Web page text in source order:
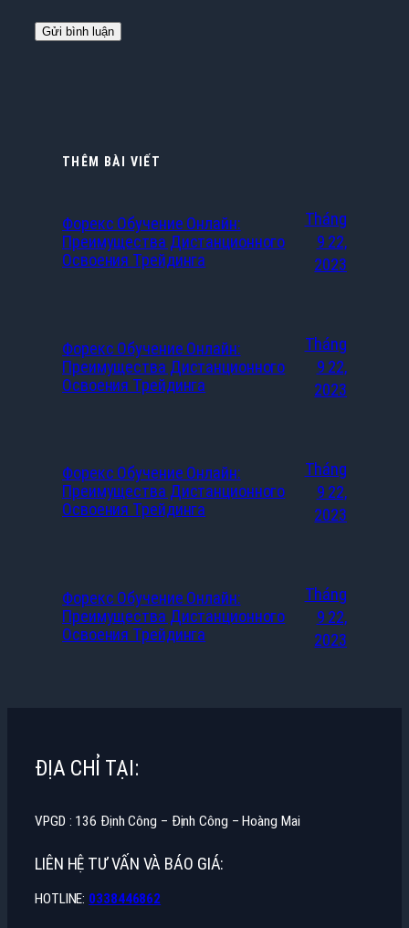
THÊM BÀI VIẾT
Форекс Обучение Онлайн:
Преимущества Дистанционного
Освоения Трейдинга
Tháng
9 22,
2023
Форекс Обучение Онлайн:
Преимущества Дистанционного
Освоения Трейдинга
Tháng
9 22,
2023
Форекс Обучение Онлайн:
Преимущества Дистанционного
Освоения Трейдинга
Tháng
9 22,
2023
Форекс Обучение Онлайн:
Преимущества Дистанционного
Освоения Трейдинга
Tháng
9 22,
2023
ĐỊA CHỈ TẠI:
VPGD : 136 Định Công – Định Công – Hoàng Mai
LIÊN HỆ TƯ VẤN VÀ BÁO GIÁ:
HOTLINE: 0338446862